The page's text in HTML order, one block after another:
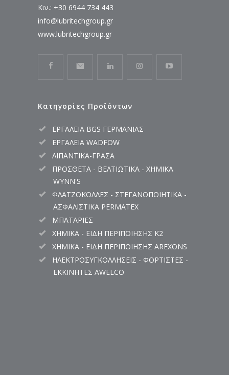
Κιν.: +30 6944 734 443
info@lubritechgroup.gr
www.lubritechgroup.gr
Κατηγορίες Προϊόντων
ΕΡΓΑΛΕΙΑ BGS ΓΕΡΜΑΝΙΑΣ
ΕΡΓΑΛΕΙΑ WADFOW
ΛΙΠΑΝΤΙΚΑ-ΓΡΑΣΑ
ΠΡΟΣΘΕΤΑ - ΒΕΛΤΙΩΤΙΚΑ - ΧΗΜΙΚΑ
WYNN'S
ΦΛΑΤΖΟΚΟΛΛΕΣ - ΣΤΕΓΑΝΟΠΟΙΗΤΙΚΑ -
ΑΣΦΑΛΙΣΤΙΚΑ PERMATEX
ΜΠΑΤΑΡΙΕΣ
ΧΗΜΙΚΑ - ΕΙΔΗ ΠΕΡΙΠΟΙΗΣΗΣ K2
ΧΗΜΙΚΑ - ΕΙΔΗ ΠΕΡΙΠΟΙΗΣΗΣ AREXONS
ΗΛΕΚΤΡΟΣΥΓΚΟΛΛΗΣΕΙΣ - ΦΟΡΤΙΣΤΕΣ -
ΕΚΚΙΝΗΤΕΣ AWELCO